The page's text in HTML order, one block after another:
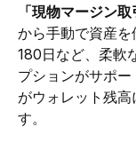
「現物マージン取
から手動で資産
180日など、柔軟
プションがサポ
がウォレット残
す。